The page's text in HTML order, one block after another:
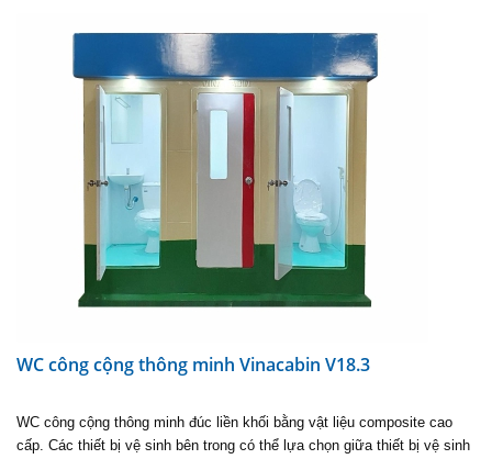
WC công cộng thông minh Vinacabin V18.3
WC công cộng thông minh đúc liền khối bằng vật liệu composite cao
cấp. Các thiết bị vệ sinh bên trong có thể lựa chọn giữa thiết bị vệ sinh